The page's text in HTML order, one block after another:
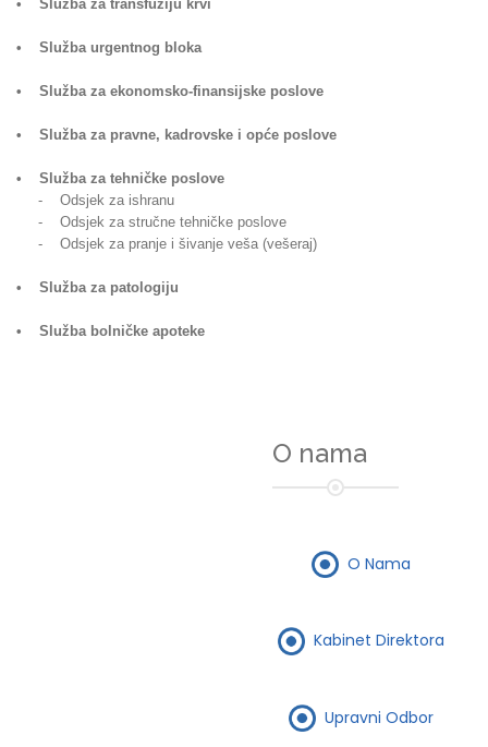
• Služba za transfuziju krvi
• Služba urgentnog bloka
• Služba za ekonomsko-finansijske poslove
• Služba za pravne, kadrovske i opće poslove
• Služba za tehničke poslove
- Odsjek za ishranu
- Odsjek za stručne tehničke poslove
- Odsjek za pranje i šivanje veša (vešeraj)
• Služba za patologiju
• Služba bolničke apoteke
O nama
O Nama
Kabinet Direktora
Upravni Odbor